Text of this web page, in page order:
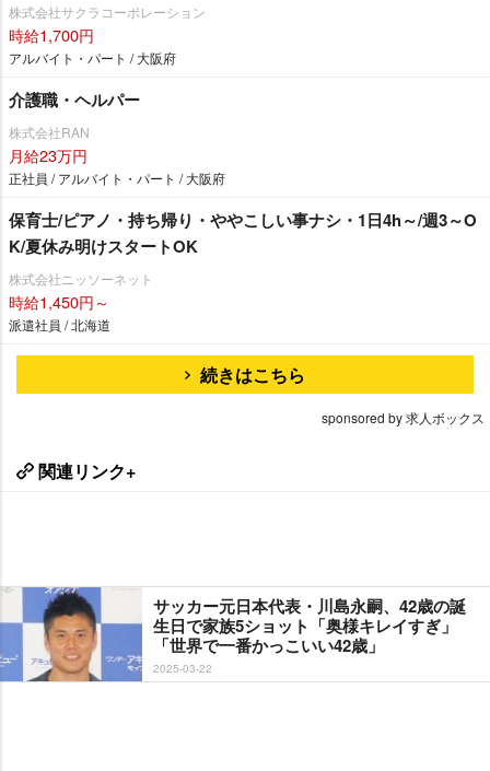
株式会社サクラコーポレーション
時給1,700円
アルバイト・パート / 大阪府
介護職・ヘルパー
株式会社RAN
月給23万円
正社員 / アルバイト・パート / 大阪府
保育士/ピアノ・持ち帰り・ややこしい事ナシ・1日4h～/週3～O
K/夏休み明けスタートOK
株式会社ニッソーネット
時給1,450円～
派遣社員 / 北海道
続きはこちら
sponsored by 求人ボックス
関連リンク+
サッカー元日本代表・川島永嗣、42歳の誕
生日で家族5ショット「奥様キレイすぎ」
「世界で一番かっこいい42歳」
2025-03-22